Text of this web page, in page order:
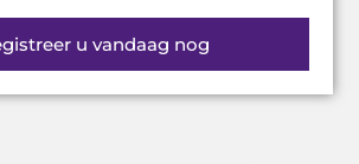
u vandaag nog